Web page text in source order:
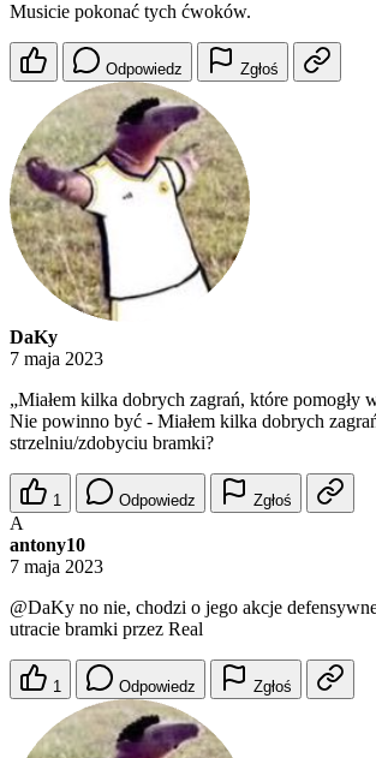
Musicie pokonać tych ćwoków.
Odpowiedz Zgłoś
DaKy
7 maja 2023
„Miałem kilka dobrych zagrań, które pomogły
Nie powinno być - Miałem kilka dobrych
strzelniu/zdobyciu bramki?
1 Odpowiedz Zgłoś
A
antony10
7 maja 2023
@DaKy no nie, chodzi o jego akcje
utracie bramki przez Real
1 Odpowiedz Zgłoś